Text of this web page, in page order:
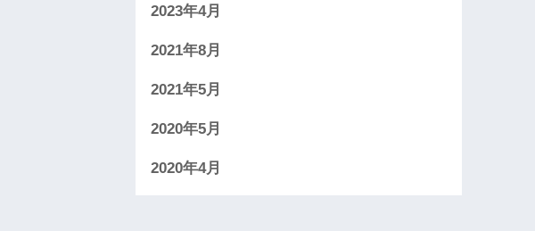
2023年4月
2021年8月
2021年5月
2020年5月
2020年4月